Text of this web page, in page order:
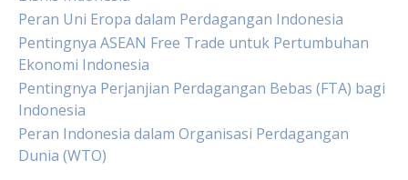
Peran Uni Eropa dalam Perdagangan Indonesia
Pentingnya ASEAN Free Trade untuk Pertumbuhan
Ekonomi Indonesia
Pentingnya Perjanjian Perdagangan Bebas (FTA) bagi
Indonesia
Peran Indonesia dalam Organisasi Perdagangan
Dunia (WTO)